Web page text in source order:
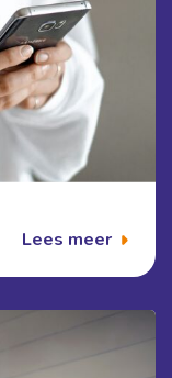
Lees meer